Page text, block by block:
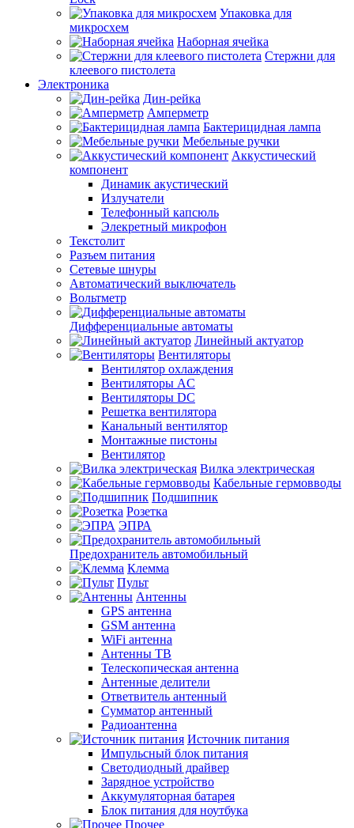
Упаковка для
микросхем
Наборная ячейка
Стержни для
клеевого пистолета
Электроника
Дин-рейка
Амперметр
Бактерицидная лампа
Мебельные ручки
Аккустический
компонент
Динамик акустический
Излучатели
Телефонный капсюль
Элекретный микрофон
Текстолит
Разъем питания
Сетевые шнуры
Автоматический выключатель
Вольтметр
Дифференциальные автоматы
Линейный актуатор
Вентиляторы
Вентилятор охлаждения
Вентиляторы AC
Вентиляторы DC
Решетка вентилятора
Канальный вентилятор
Монтажные пистоны
Вентилятор
Вилка электрическая
Кабельные гермовводы
Подшипник
Розетка
ЭПРА
Предохранитель автомобильный
Клемма
Пульт
Антенны
GPS антенна
GSM антенна
WiFi антенна
Антенны ТВ
Телескопическая антенна
Антенные делители
Ответвитель антенный
Сумматор антенный
Радиоантенна
Источник питания
Импульсный блок питания
Светодиодный драйвер
Зарядное устройство
Аккумуляторная батарея
Блок питания для ноутбука
Прочее